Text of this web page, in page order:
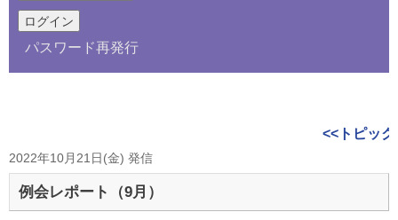
パスワード再発行
<<トピッ
2022年10月21日(金) 発信
例会レポート（9月）